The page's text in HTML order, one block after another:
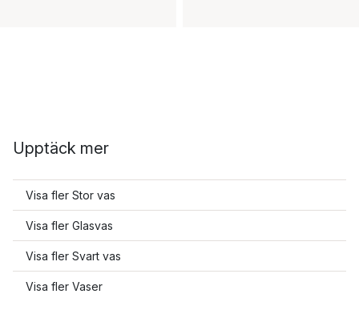
Upptäck mer
Visa fler Stor vas
Visa fler Glasvas
Visa fler Svart vas
Visa fler Vaser